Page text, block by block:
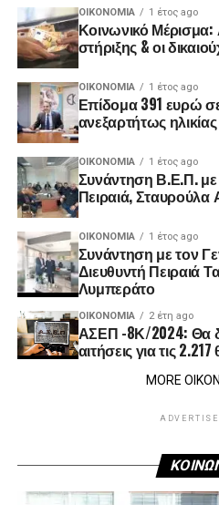
ΟΙΚΟΝΟΜΊΑ 1 έτος ago
Κοινωνικό Μέρισμα:
στήριξης & οι
ΟΙΚΟΝΟΜΊΑ 1 έτος ago
Επίδομα 391 ευρώ
ανεξαρτήτως ηλικίας
ΟΙΚΟΝΟΜΊΑ 1 έτος ago
Συνάντηση Β.Ε.Π. με
Πειραιά,
ΟΙΚΟΝΟΜΊΑ 1 έτος ago
Συνάντηση με τον
Διευθυντή Πειραιά
Λυμπεράτο
ΟΙΚΟΝΟΜΊΑ 2 έτη ago
ΑΣΕΠ -8Κ/2024: Θα
αιτήσεις για τις 2.217
MORE